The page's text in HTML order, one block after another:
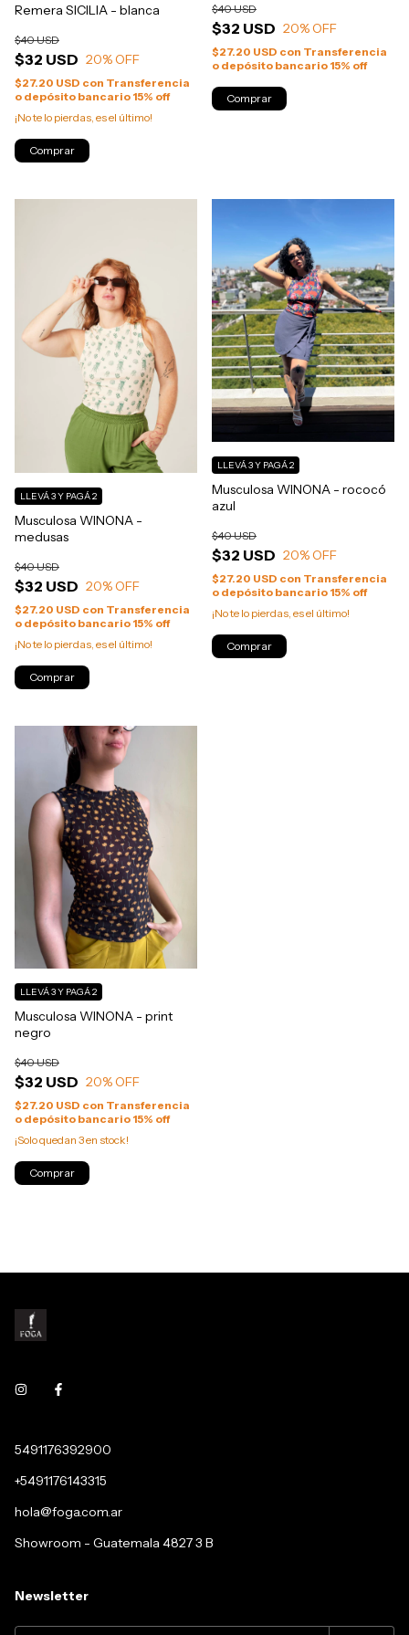
Remera SICILIA - blanca
$32 USD
$40 USD
20% OFF
$27.20 USD con Transferencia
o depósito bancario 15% off
¡No te lo pierdas, es el último!
Comprar
$32 USD
$40 USD
20% OFF
$27.20 USD con Transferencia
o depósito bancario 15% off
Comprar
Musculosa WINONA -
medusas
$32 USD
$40 USD
20% OFF
LLEVÁ 3 Y PAGÁ 2
$27.20 USD con Transferencia
o depósito bancario 15% off
¡No te lo pierdas, es el último!
Comprar
Musculosa WINONA - rococó
azul
$32 USD
$40 USD
20% OFF
LLEVÁ 3 Y PAGÁ 2
$27.20 USD con Transferencia
o depósito bancario 15% off
¡No te lo pierdas, es el último!
Comprar
Musculosa WINONA - print
negro
$32 USD
$40 USD
20% OFF
LLEVÁ 3 Y PAGÁ 2
$27.20 USD con Transferencia
o depósito bancario 15% off
¡Solo quedan 3en stock!
Comprar
5491176392900
+5491176143315
hola@foga.com.ar
Showroom - Guatemala 4827 3 B
Newsletter